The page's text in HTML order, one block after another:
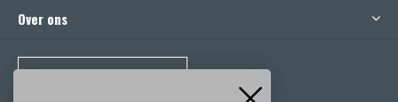
Over ons